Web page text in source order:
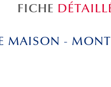
FICHE
MAISON -